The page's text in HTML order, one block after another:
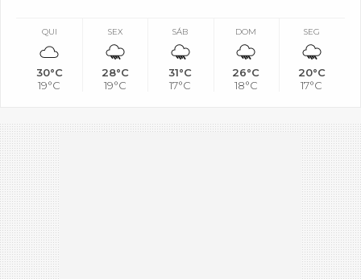
QUI
30°C
19°C
SEX
28°C
19°C
SÁB
31°C
17°C
DOM
26°C
18°C
SEG
20°C
17°C